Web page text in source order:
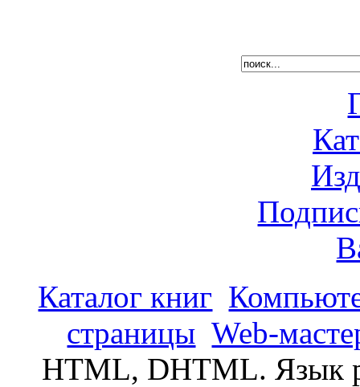
Каталог книг
страницы Web-
HTML, DHTML. Язык